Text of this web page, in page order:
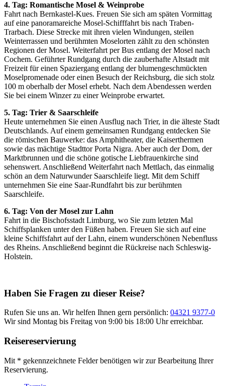
4. Tag: Romantische Mosel & Weinprobe
Fahrt nach Bernkastel-Kues. Freuen Sie sich am späten Vormittag
auf eine panoramareiche Mosel-Schifffahrt bis nach Traben-
Trarbach. Diese Strecke mit ihren vielen Windungen, steilen
Weinterrassen und berühmten Moselorten zählt zu den schönsten
Regionen der Mosel. Weiterfahrt per Bus entlang der Mosel nach
Cochem. Geführter Rundgang durch die zauberhafte Altstadt mit
Freizeit für einen Spaziergang entlang der blumengeschmückten
Moselpromenade oder einen Besuch der Reichsburg, die sich stolz
100 m oberhalb der Mosel erhebt. Nach dem Abendessen werden
Sie bei einem Winzer zu einer Weinprobe erwartet.
5. Tag: Trier & Saarschleife
Heute unternehmen Sie einen Ausflug nach Trier, in die älteste Stadt
Deutschlands. Auf einem gemeinsamen Rundgang entdecken Sie
die römischen Bauwerke: das Amphitheater, die Kaiserthermen
sowie das mächtige Stadttor Porta Nigra. Aber auch der Dom, der
Marktbrunnen und die schöne gotische Liebfrauenkirche sind
sehenswert. Anschließend Weiterfahrt nach Mettlach, das einmalig
schön an dem Naturwunder Saarschleife liegt. Mit dem Schiff
unternehmen Sie eine Saar-Rundfahrt bis zur berühmten
Saarschleife.
6. Tag: Von der Mosel zur Lahn
Fahrt in die Bischofsstadt Limburg, wo Sie zum letzten Mal
Schiffsplanken unter den Füßen haben. Freuen Sie sich auf eine
kleine Schiffsfahrt auf der Lahn, einem wunderschönen Nebenfluss
des Rheins. Anschließend beginnt die Rückreise nach Schleswig-
Holstein.
Haben Sie Fragen zu dieser Reise?
Rufen Sie uns an. Wir helfen Ihnen gern persönlich: 04321 9377-0
Wir sind Montag bis Freitag von 9:00 bis 18:00 Uhr erreichbar.
Reisereservierung
Mit * gekennzeichnete Felder benötigen wir zur Bearbeitung Ihrer
Reservierung.